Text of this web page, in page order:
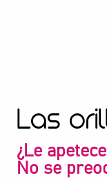
Las
¿Le
No se